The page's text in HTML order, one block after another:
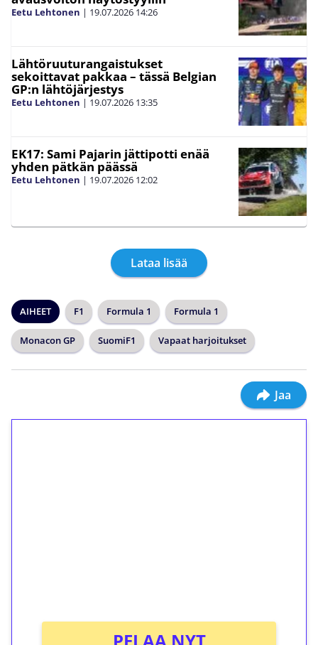
Eetu Lehtonen | 19.07.2026 14:26
Lähtöruuturangaistukset
sekoittavat pakkaa – tässä Belgian
GP:n lähtöjärjestys
Eetu Lehtonen | 19.07.2026 13:35
EK17: Sami Pajarin jättipotti enää
yhden pätkän päässä
Eetu Lehtonen | 19.07.2026 12:02
Lataa lisää
AIHEET F1 Formula 1 Formula 1
Monacon GP SuomiF1 Vapaat harjoitukset
Jaa